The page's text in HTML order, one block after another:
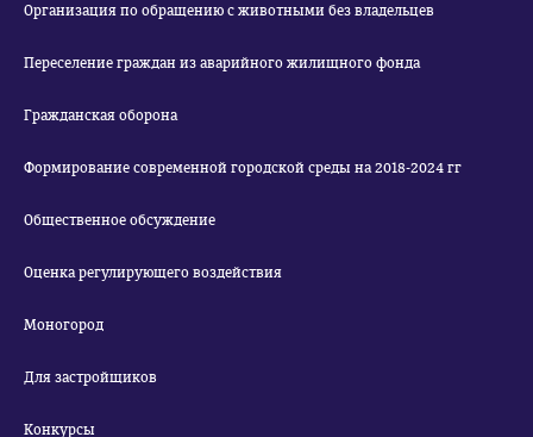
Организация по обращению с животными без владельцев
Переселение граждан из аварийного жилищного фонда
Гражданская оборона
Формирование современной городской среды на 2018-2024 гг
Общественное обсуждение
Оценка регулирующего воздействия
Моногород
Для застройщиков
Конкурсы